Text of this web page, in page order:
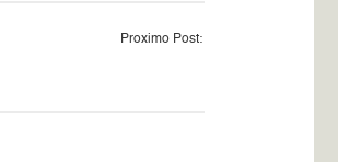
Proximo Post: